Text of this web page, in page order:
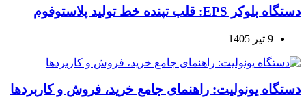
دستگاه بلوکر EPS: قلب تپنده خط تولید پلاستوفوم
9 تیر 1405
دستگاه یونولیت: راهنمای جامع خرید، فروش و کاربردها